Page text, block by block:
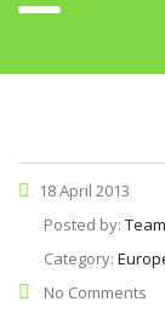
18 April 2013
Posted by:
Category:
No Comments